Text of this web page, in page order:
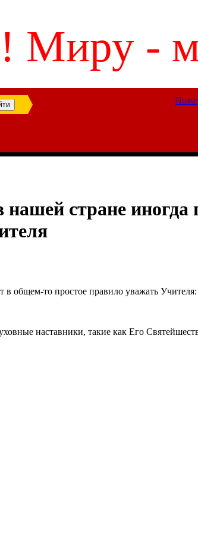
Миру -
нашей стране
в общем-то простое правило уважать Учителя:
наставники, такие как Его